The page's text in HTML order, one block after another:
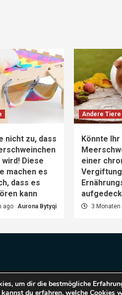
nicht zu, dass
Diese
machen es
dass es
kann
ago Aurona Bytyqi
Andere Tiere
Könnte Ihr
einer
3 Monaten
Copyright © 2025 Haustiere
um dir die bestmögliche
kannst du erfahren, welche Cookies